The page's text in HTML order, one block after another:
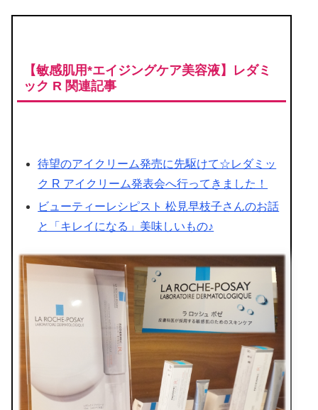
【敏感肌用*エイジングケア美容液】レダミ
ック R 関連記事
待望のアイクリーム発売に先駆けて☆レダミッ
ク R アイクリーム発表会へ行ってきました！
ビューティーレシピスト 松見早枝子さんのお話
と「キレイになる」美味しいもの♪